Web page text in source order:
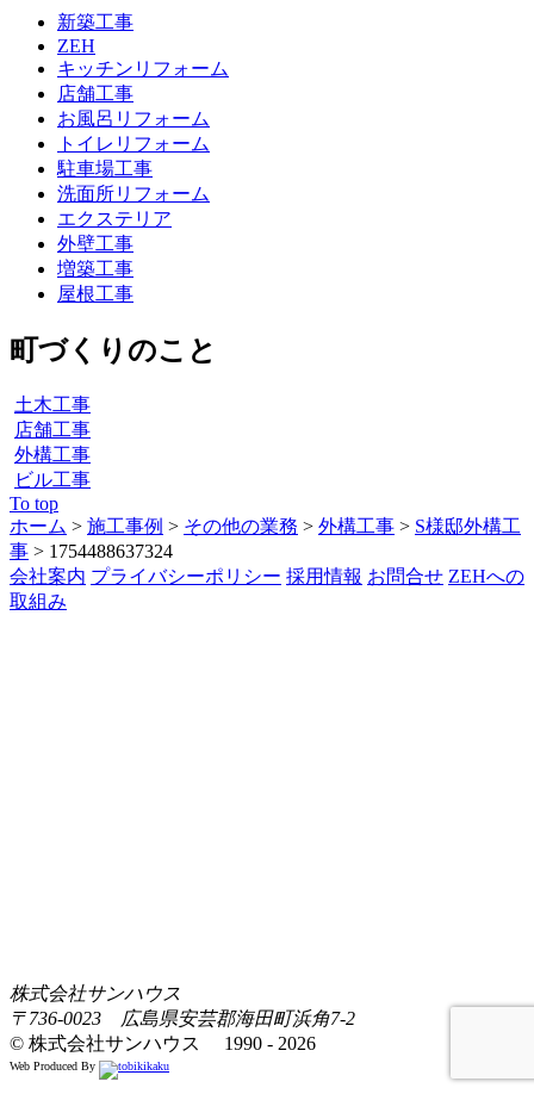
新築工事
ZEH
キッチンリフォーム
店舗工事
お風呂リフォーム
トイレリフォーム
駐車場工事
洗面所リフォーム
エクステリア
外壁工事
増築工事
屋根工事
町づくりのこと
土木工事
店舗工事
外構工事
ビル工事
To top
ホーム > 施工事例 > その他の業務 > 外構工事 > S様邸外構工
事 > 1754488637324
会社案内 プライバシーポリシー 採用情報 お問合せ ZEHへの
取組み
株式会社サンハウス
〒736-0023 広島県安芸郡海田町浜角7-2
© 株式会社サンハウス 1990 - 2026
Web Produced By